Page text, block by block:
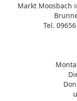
Markt
Tel.